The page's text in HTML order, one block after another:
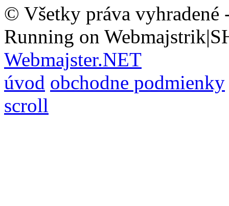
© Všetky práva vyhradené
Running on
Webmajster.NET
úvod obchodne podmienky
scroll